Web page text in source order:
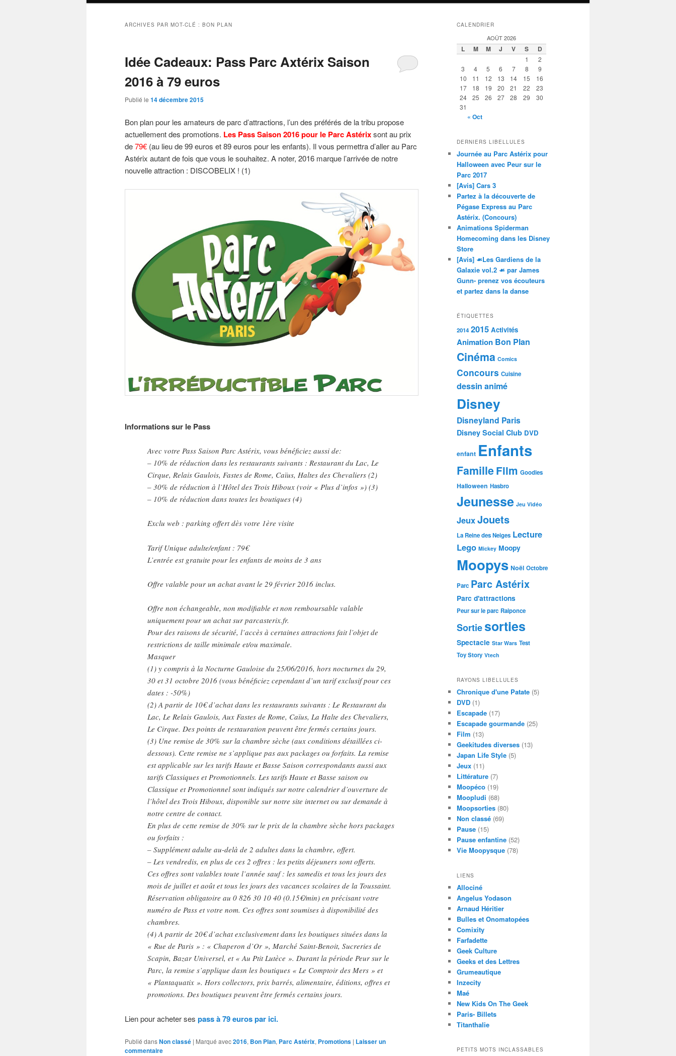
ARCHIVES PAR MOT-CLÉ : BON PLAN
Idée Cadeaux: Pass Parc Axtérix Saison
2016 à 79 euros
Publié le 14 décembre 2015
Bon plan pour les amateurs de parc d’attractions, l’un des préférés de la tribu propose
actuellement des promotions. Les Pass Saison 2016 pour le Parc Astérixsont au prix
de79€ (au lieu de 99 euros et 89 euros pour les enfants). Il vous permettra d’aller au Parc
Astérix autant de fois que vous le souhaitez. A noter, 2016 marque l’arrivée de notre
nouvelle attraction : DISCOBELIX ! (1)
Informations sur le Pass
Avec votre Pass Saison Parc Astérix, vous bénéficiez aussi de:
– 10% de réduction dans les restaurants suivants : Restaurant du Lac, Le
Cirque, Relais Gaulois, Fastes de Rome, Caïus, Haltes des Chevaliers (2)
– 30% de réduction à l’Hôtel des Trois Hiboux (voir « Plus d’infos ») (3)
– 10% de réduction dans toutes les boutiques (4)
Exclu web : parking offert dès votre 1ère visite
Tarif Unique adulte/enfant : 79€
L’entrée est gratuite pour les enfants de moins de 3 ans
Offre valable pour un achat avant le 29 février 2016 inclus.
Offre non échangeable, non modifiable et non remboursable valable
uniquement pour un achat sur parcasterix.fr.
Pour des raisons de sécurité, l’accès à certaines attractions fait l’objet de
restrictions de taille minimale et/ou maximale.
Masquer
(1) y compris à la Nocturne Gauloise du 25/06/2016, hors nocturnes du 29,
30 et 31 octobre 2016 (vous bénéficiez cependant d’un tarif exclusif pour ces
dates : -50%)
(2) A partir de 10€ d’achat dans les restaurants suivants : Le Restaurant du
Lac, Le Relais Gaulois, Aux Fastes de Rome, Caïus, La Halte des Chevaliers,
Le Cirque. Des points de restauration peuvent être fermés certains jours.
(3) Une remise de 30% sur la chambre sèche (aux conditions détaillées ci-
dessous). Cette remise ne s’applique pas aux packages ou forfaits. La remise
est applicable sur les tarifs Haute et Basse Saison correspondants aussi aux
tarifs Classiques et Promotionnels. Les tarifs Haute et Basse saison ou
Classique et Promotionnel sont indiqués sur notre calendrier d’ouverture de
l’hôtel des Trois Hiboux, disponible sur notre site internet ou sur demande à
notre centre de contact.
En plus de cette remise de 30% sur le prix de la chambre sèche hors packages
ou forfaits :
– Supplément adulte au-delà de 2 adultes dans la chambre, offert.
– Les vendredis, en plus de ces 2 offres : les petits déjeuners sont offerts.
Ces offres sont valables toute l’année sauf : les samedis et tous les jours des
mois de juillet et août et tous les jours des vacances scolaires de la Toussaint.
Réservation obligatoire au 0 826 30 10 40 (0.15€/min) en précisant votre
numéro de Pass et votre nom. Ces offres sont soumises à disponibilité des
chambres.
(4) A partir de 20€ d’achat exclusivement dans les boutiques situées dans la
« Rue de Paris » : « Chaperon d’Or », Marché Saint-Benoit, Sucreries de
Scapin, Bazar Universel, et « Au Ptit Lutèce ». Durant la période Peur sur le
Parc, la remise s’applique dasn les boutiques « Le Comptoir des Mers » et
« Plantaquatix ». Hors collectors, prix barrés, alimentaire, éditions, offres et
promotions. Des boutiques peuvent être fermés certains jours.
Lien pour acheter ses pass à 79 euros par ici.
Publié dansNon classé | Marqué avec2016, Bon Plan, Parc Astérix, Promotions | Laisser un
commentaire
CALENDRIER
AOÛT 2026
L M M J V S D
1
2
3
4 5 6 7 8
9
10
11 12 13 14 15
16
17
18 19 20 21 22
23
24
25 26 27 28 29
30
31
« Oct
DERNIERS LIBELLULES
Journée au Parc Astérix pour
Halloween avec Peur sur le
Parc 2017
[Avis] Cars 3
Partez à la découverte de
Pégase Express au Parc
Astérix. (Concours)
Animations Spiderman
Homecoming dans les Disney
Store
[Avis] ☙Les Gardiens de la
Galaxie vol.2 ☙ par James
Gunn- prenez vos écouteurs
et partez dans la danse
ÉTIQUETTES
2014 2015 Activités
Animation Bon Plan
Cinéma Comics
Concours Cuisine
dessin animé
Disney
Disneyland Paris
Disney Social Club DVD
enfant Enfants
FamilleFilm Goodies
Halloween Hasbro
Jeunesse Jeu Vidéo
JeuxJouets
La Reine des Neiges Lecture
Lego Mickey Moopy
Moopys Noël Octobre
Parc Parc Astérix
Parc d'attractions
Peur sur le parc Raiponce
Sortiesorties
Spectacle Star Wars Test
Toy Story Vtech
RAYONS LIBELLULES
Chronique d'une Patate (5)
DVD (1)
Escapade (17)
Escapade gourmande (25)
Film (13)
Geekitudes diverses (13)
Japan Life Style (5)
Jeux (11)
Littérature (7)
Moopéco (19)
Moopludi (68)
Moopsorties (80)
Non classé (69)
Pause (15)
Pause enfantine (52)
Vie Moopysque (78)
LIENS
Allociné
Angelus Yodason
Arnaud Héritier
Bulles et Onomatopées
Comixity
Farfadette
Geek Culture
Geeks et des Lettres
Grumeautique
Inzecity
Maé
New Kids On The Geek
Paris- Billets
Titanthalie
PETITS MOTS INCLASSABLES